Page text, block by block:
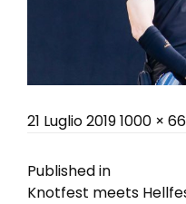
Posted
21 Luglio 2019Full
1000 ×
Navigazione
Published in
Knotfest meets